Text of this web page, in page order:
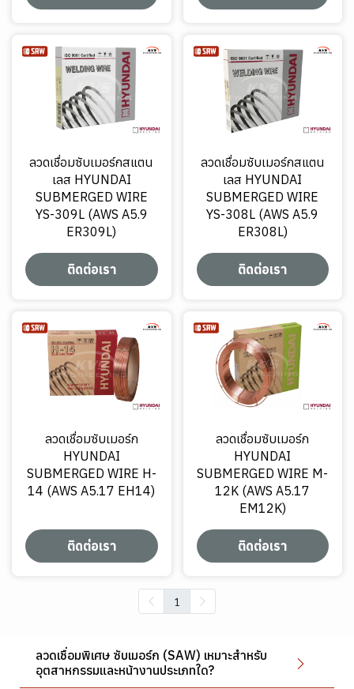
ลวดเชื่อมซับเมอร์กสแตน
เลส HYUNDAI
SUBMERGED WIRE
YS-309L (AWS A5.9
ER309L)
ติดต่อเรา
ลวดเชื่อมซับเมอร์กสแตน
เลส HYUNDAI
SUBMERGED WIRE
YS-308L (AWS A5.9
ER308L)
ติดต่อเรา
ลวดเชื่อมซับเมอร์ก
HYUNDAI
SUBMERGED WIRE H-
14 (AWS A5.17 EH14)
ติดต่อเรา
ลวดเชื่อมซับเมอร์ก
HYUNDAI
SUBMERGED WIRE M-
12K (AWS A5.17
EM12K)
ติดต่อเรา
1
ลวดเชื่อมพิเศษ ซับเมอร์ก (SAW) เหมาะสำหรับ
อุตสาหกรรมและหน้างานประเภทใด?